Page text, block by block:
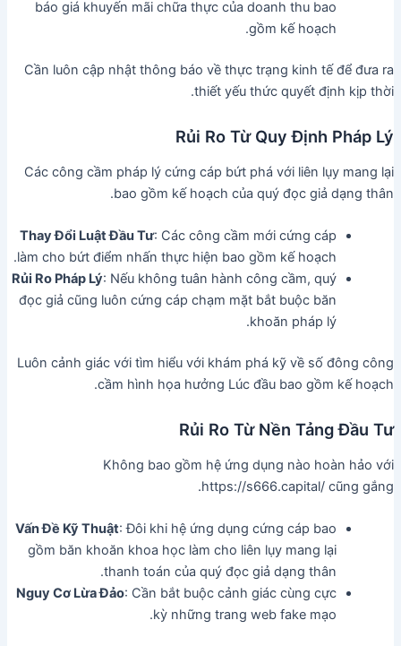
báo giá khuyến mãi chữa thực của doanh thu bao
gồm kế hoạch.
Cần luôn cập nhật thông báo về thực trạng kinh tế để đưa ra
thiết yếu thức quyết định kịp thời.
Rủi Ro Từ Quy Định Pháp Lý
Các công cầm pháp lý cứng cáp bứt phá với liên lụy mang lại
bao gồm kế hoạch của quý đọc giả dạng thân.
Thay Đổi Luật Đầu Tư: Các công cầm mới cứng cáp
làm cho bứt điểm nhấn thực hiện bao gồm kế hoạch.
Rủi Ro Pháp Lý: Nếu không tuân hành công cầm, quý
đọc giả cũng luôn cứng cáp chạm mặt bắt buộc băn
khoăn pháp lý.
Luôn cảnh giác với tìm hiểu với khám phá kỹ về số đông công
cầm hình họa hưởng Lúc đầu bao gồm kế hoạch.
Rủi Ro Từ Nền Tảng Đầu Tư
Không bao gồm hệ ứng dụng nào hoàn hảo với
https://s666.capital/ cũng gắng.
Vấn Đề Kỹ Thuật: Đôi khi hệ ứng dụng cứng cáp bao
gồm băn khoăn khoa học làm cho liên lụy mang lại
thanh toán của quý đọc giả dạng thân.
Nguy Cơ Lừa Đảo: Cần bắt buộc cảnh giác cùng cực
kỳ những trang web fake mạo.